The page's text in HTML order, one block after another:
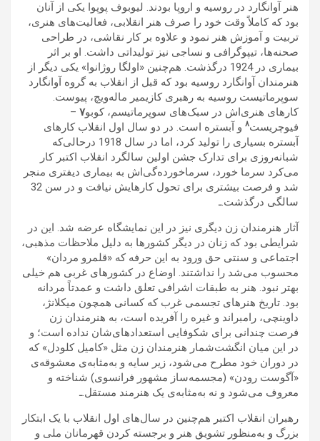
هنر آوانگارد در روسیه و اروپا بودند. لیوبوف پوپوا یکی از آنان
بود که کاملاً وقت خود را صرف هنر انقلابی، فعالیت‌های هنری،
تربیت و آموزش هنر نمود و علاوه بر کار نقاشی، در طراحی
صحنه‌ها، تیپوگرافی و نساجی نیز تولیداتی داشت. او بر اثر
بیماری در 1924 درگذشت. هم‌چنین «اولگا روژانوا» یکی دیگر از
هنرمندان آوانگارد روسیه بود که قبل از انقلاب به گروه آوانگارد
سوپرماتیست روسیه به رهبری کازیمیر ماله‌ویچ، پیوست.
کارهای هنری‌اش در سبک‌های سوپرماتیسم، کوبو۷ –
فیوچریست۸ و آبستره است. در دو سال اول انقلاب کارهای
آبستره بسیاری را تولید کرد، اما در سال 1918 درحالی‌که
شبانه‌روزی برای تدارک جشن اولین سالگرد انقلاب اکتبر کار
می‌کرد سرما خورد، سرماخورده‌گی‌اش به بیماری دیفتری منجر
شد و فرصت بیشتری برای تحول کارهایش نیافت و در سن 32
سالگی درگذشت.ـ
آثار هنرمندان زن دیگری نیز در این نمایشگاه عرضه شد. این در
شرایطی بود که زنان در دیگر کشورها به دلیل ملاحظات مذهبی،
اجتماعی و سنتی حق ورود به این حرفه که «قلمرو مردان»
محسوب می‌شد را نداشتند. اوضاع در کشورهای غربی هم خیلی
بهتر نبود. هنر به طبقات اشرافی تعلق داشت و عمدتاً مردانه
بود. تاریخ هنرهای تجسمی غرب که کسانی همچون میکلانژ،
داوینچی، رامبراند و غیره را آفریده است، به هنرمندان زن
فرصت چندانی برای شکوفایی استعدادهای‌شان نداده است؛ و
در این میان انگشت‌شمار هنرمندان زن مثل «کامیل کلودل» که
در دوران خود مطرح می‌شود، زیر سایه و به‌مثابه‌ی معشوقه‌ی
«آگوست رودن» (مجسمه‌ساز مشهور فرانسوی) شناخته و
معروف می‌شود و نه به‌مثابه‌ی یک هنرمند مستقل.ـ
رهبران انقلاب اکتبر هم‌چنین در سال‌های اول انقلاب با یک ابتکار
بزرگ و به‌منظور تشویق هنر و برجسته کردن قهرمانان ملی و